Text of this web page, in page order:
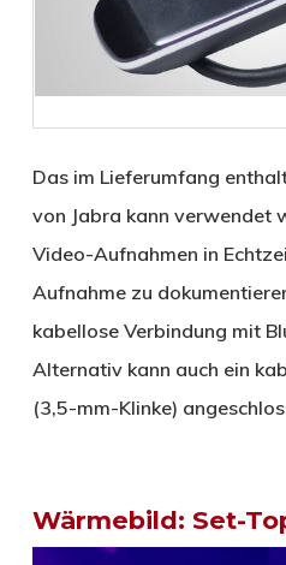
Das im Lieferumfang
von Jabra kann verwendet
Video-Aufnahmen in
Aufnahme zu
kabellose Verbindung mit
Alternativ kann auch ein
(3,5-mm-Klinke)
Wärmebild: Set-